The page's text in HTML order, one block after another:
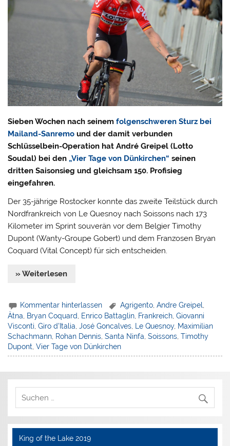
Sieben Wochen nach seinemfolgenschweren Sturz bei
Mailand-Sanremo und der damit verbunden
Schlüsselbein-Operation hat André Greipel (Lotto
Soudal) bei den„Vier Tage von Dünkirchen“ seinen
dritten Saisonsieg und gleichsam 150. Profisieg
eingefahren.
Der 35-jährige Rostocker konnte das zweite Teilstück durch
Nordfrankreich von Le Quesnoy nach Soissons nach 173
Kilometer im Sprint souverän vor dem Belgier Timothy
Dupont (Wanty-Groupe Gobert) und dem Franzosen Bryan
Coquard (Vital Concept) für sich entscheiden.
» Weiterlesen
Kommentar hinterlassen Agrigento ,Andre Greipel
Ätna
Bryan Coquard Enrico Battaglin Frankreich ,Giovanni
Visconti ,Giro d'Italia ,José Goncalves Le Quesnoy, Maximilian
Schachmann Rohan Dennis ,Santa Ninfa ,Soissons ,Timothy
Dupont ,Vier Tage von Dünkirchen
King of the Lake 2019